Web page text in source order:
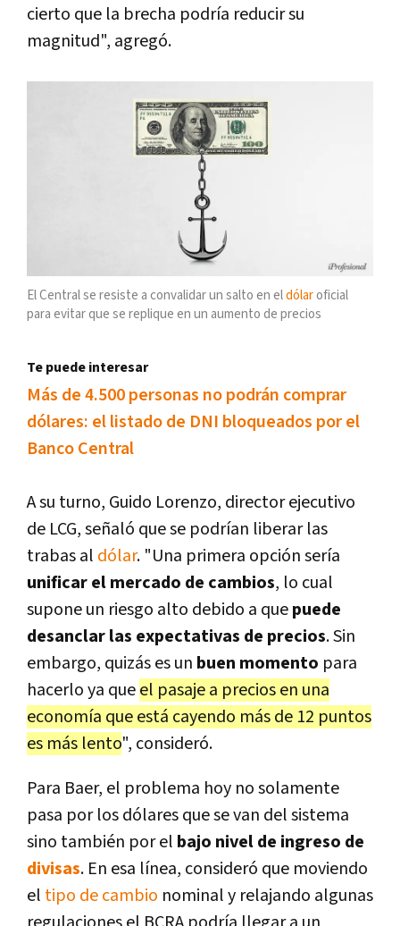
cierto que la brecha podría reducir su
magnitud", agregó.
El Central se resiste a convalidar un salto en eldólaroficial
para evitar que se replique en un aumento de precios
Te puede interesar
Más de 4.500 personas no podrán comprar
dólares: el listado de DNI bloqueados por el
Banco Central
A su turno, Guido Lorenzo, director ejecutivo
de LCG, señaló que se podrían liberar las
trabas al dólar. "Una primera opción sería
unificar el mercado de cambios, lo cual
supone un riesgo alto debido a quepuede
desanclar las expectativas de precios. Sin
embargo, quizás es un buen momento para
hacerlo ya queel pasaje a precios en una
economía que está cayendo más de 12 puntos
es más lento", consideró.
Para Baer, el problema hoy no solamente
pasa por los dólares que se van del sistema
sino también por el bajo nivel de ingreso de
divisas. En esa línea, consideró que moviendo
el tipo de cambio nominal y relajando algunas